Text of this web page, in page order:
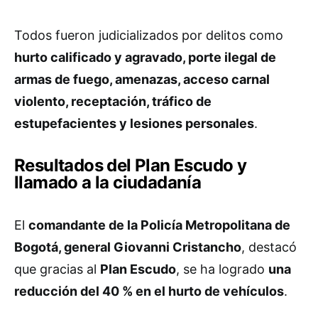
Todos fueron judicializados por delitos como
hurto calificado y agravado, porte ilegal de
armas de fuego, amenazas, acceso carnal
violento, receptación, tráfico de
estupefacientes y lesiones personales.
Resultados del Plan Escudo y
llamado a la ciudadanía
El comandante de la Policía Metropolitana de
Bogotá, general Giovanni Cristancho, destacó
que gracias al Plan Escudo, se ha logrado una
reducción del 40 % en el hurto de vehículos.